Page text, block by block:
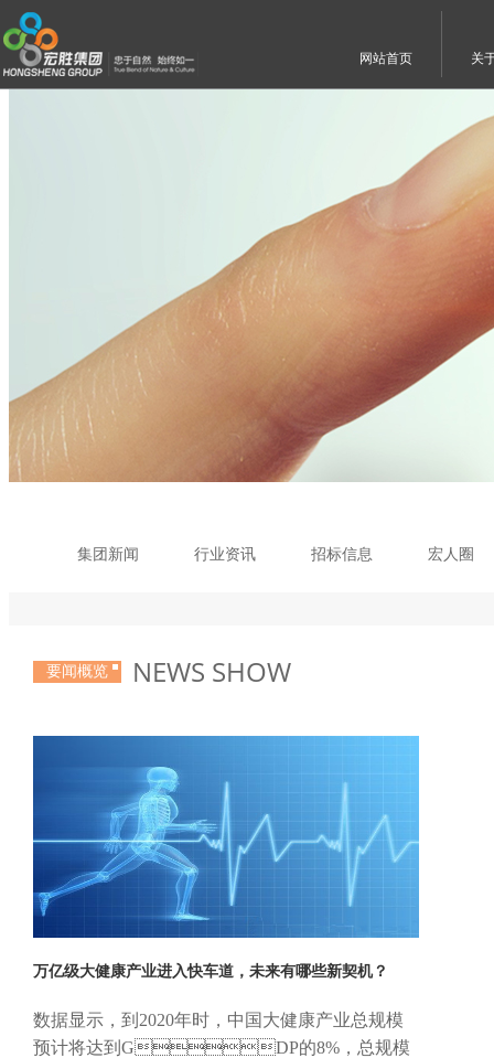
网站首页 关
集团新闻 行业资讯 招标信息 宏人圈
要闻概览 NEWS SHOW
万亿级大健康产业进入快车道，未来有哪些新契机？
数据显示，到2020年时，中国大健康产业总规模
预计将达到GDP的8%，总规模